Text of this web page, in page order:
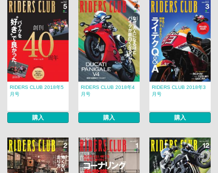
RIDERS CLUB 2018年5
月号
購入
RIDERS CLUB 2018年4
月号
購入
RIDERS CLUB 2018年3
月号
購入